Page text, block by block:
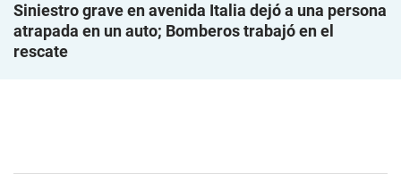
Siniestro grave en avenida Italia dejó a una persona
atrapada en un auto; Bomberos trabajó en el
rescate